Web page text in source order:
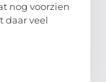
nog voorzien
daar veel